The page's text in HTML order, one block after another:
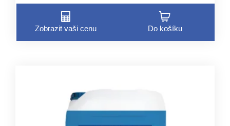
Zobrazit vaši cenu Do košíku